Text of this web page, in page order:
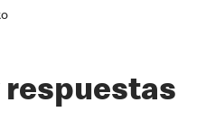
respuestas